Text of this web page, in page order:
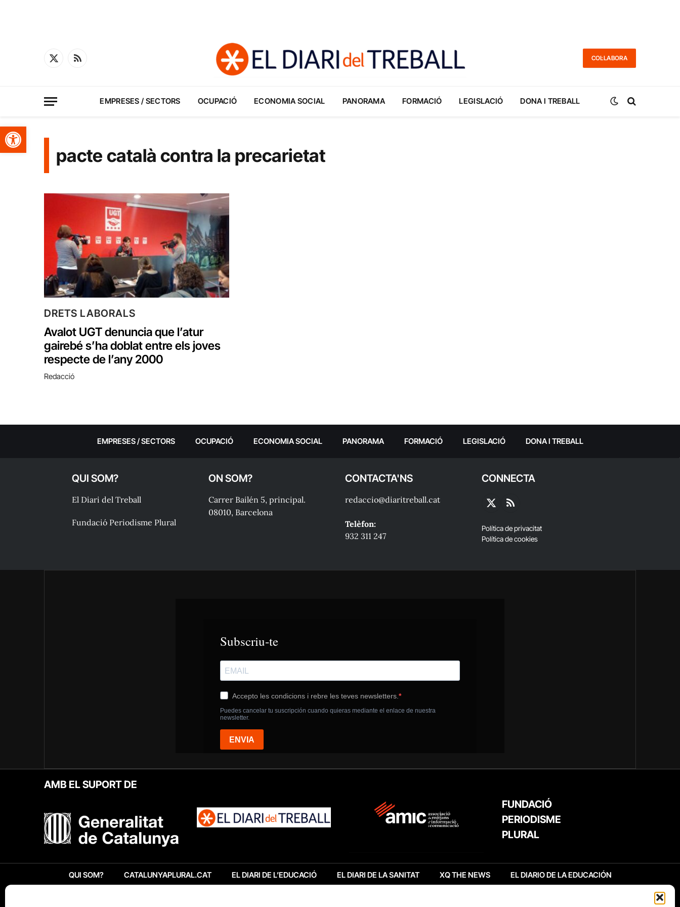
Obre la barra d'eines
X
RSS
COL·LABORA
EMPRESES / SECTORS OCUPACIÓ ECONOMIA SOCIAL PANORAMA FORMACIÓ LEGISLACIÓ DONA I TREBALL
pacte català contra la precarietat
DRETS LABORALS
Avalot UGT denuncia que l’atur
gairebé s’ha doblat entre els joves
respecte de l’any 2000
Redacció
EMPRESES / SECTORS OCUPACIÓ ECONOMIA SOCIAL PANORAMA FORMACIÓ LEGISLACIÓ DONA I TREBALL
QUI SOM?
El Diari del Treball
Fundació Periodisme Plural
ON SOM?
Carrer Bailén 5, principal.
08010, Barcelona
CONTACTA'NS
redaccio@diaritreball.cat
Telèfon:
932 311 247
CONNECTA
X
RSS
Política de privacitat
Política de cookies
AMB EL SUPORT DE
FUNDACIÓ
PERIODISME
PLURAL
QUI SOM? CATALUNYAPLURAL.CAT EL DIARI DE L’EDUCACIÓ EL DIARI DE LA SANITAT XQ THE NEWS EL DIARIO DE LA EDUCACIÓN